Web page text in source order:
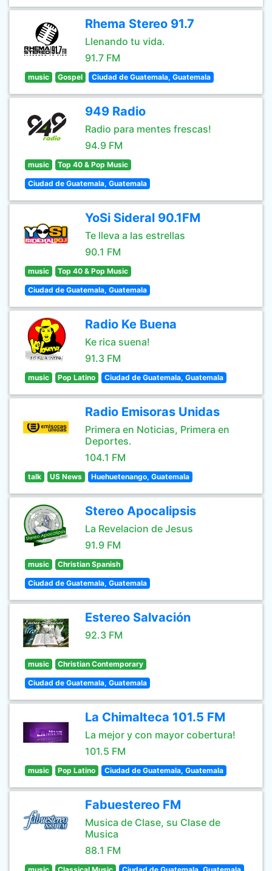
Rhema Stereo 91.7
Llenando tu vida.
91.7 FM
music Gospel Ciudad de Guatemala, Guatemala
949 Radio
Radio para mentes frescas!
94.9 FM
music Top 40 & Pop Music
Ciudad de Guatemala, Guatemala
YoSi Sideral 90.1FM
Te lleva a las estrellas
90.1 FM
music Top 40 & Pop Music
Ciudad de Guatemala, Guatemala
Radio Ke Buena
Ke rica suena!
91.3 FM
music Pop Latino Ciudad de Guatemala, Guatemala
Radio Emisoras Unidas
Primera en Noticias, Primera en
Deportes.
104.1 FM
talk US News Huehuetenango, Guatemala
Stereo Apocalipsis
La Revelacion de Jesus
91.9 FM
music Christian Spanish
Ciudad de Guatemala, Guatemala
Estereo Salvación
92.3 FM
music Christian Contemporary
Ciudad de Guatemala, Guatemala
La Chimalteca 101.5 FM
La mejor y con mayor cobertura!
101.5 FM
music Pop Latino Ciudad de Guatemala, Guatemala
Fabuestereo FM
Musica de Clase, su Clase de
Musica
88.1 FM